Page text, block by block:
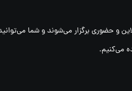
و حضوری برگزار می‌شوند و شما
می‌کنیم.